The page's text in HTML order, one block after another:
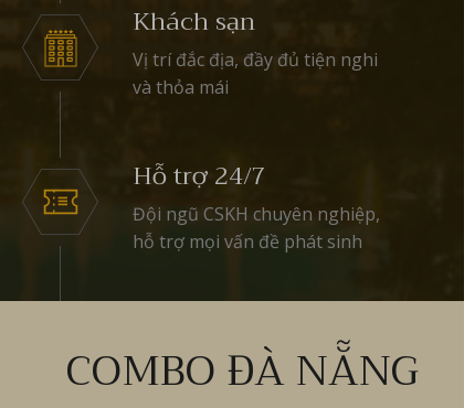
Khách sạn
Vị trí đắc địa, đầy đủ tiện nghi
và thỏa mái
Hỗ trợ 24/7
Đội ngũ CSKH chuyên nghiệp,
hỗ trợ mọi vấn đề phát sinh
COMBO ĐÀ NẴNG